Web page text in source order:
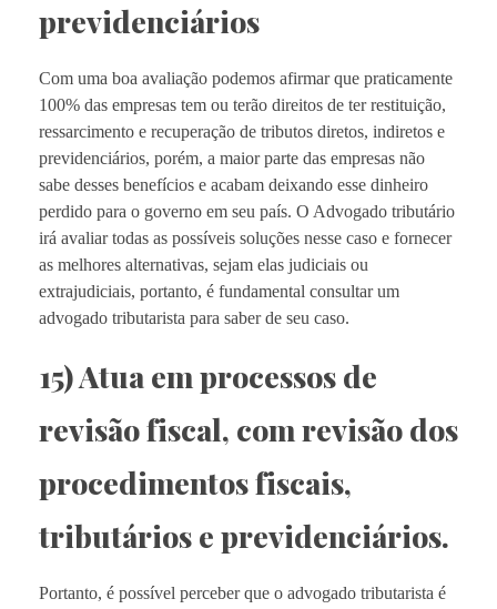
previdenciários
Com uma boa avaliação podemos afirmar que praticamente
100% das empresas tem ou terão direitos de ter restituição,
ressarcimento e recuperação de tributos diretos, indiretos e
previdenciários, porém, a maior parte das empresas não
sabe desses benefícios e acabam deixando esse dinheiro
perdido para o governo em seu país. O Advogado tributário
irá avaliar todas as possíveis soluções nesse caso e fornecer
as melhores alternativas, sejam elas judiciais ou
extrajudiciais, portanto, é fundamental consultar um
advogado tributarista para saber de seu caso.
15) Atua em processos de
revisão fiscal, com revisão dos
procedimentos fiscais,
tributários e previdenciários.
Portanto, é possível perceber que o advogado tributarista é